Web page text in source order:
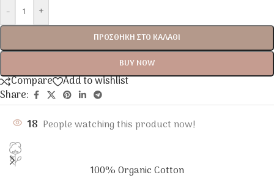
-
+
ΠΡΟΣΘΉΚΗ ΣΤΟ ΚΑΛΆΘΙ
BUY NOW
Compare
Add to wishlist
Share:
18 People watching this product now!
100% Organic Cotton